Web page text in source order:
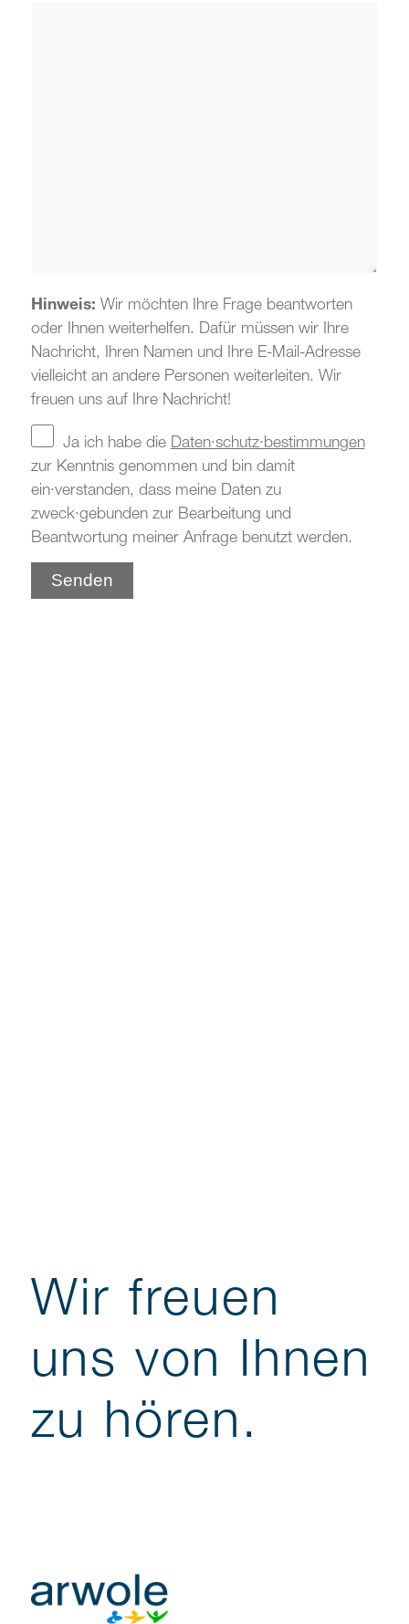
Hinweis: Wir möchten Ihre Frage beantworten
oder Ihnen weiterhelfen. Dafür müssen wir Ihre
Nachricht, Ihren Namen und Ihre E-Mail-Adresse
vielleicht an andere Personen weiterleiten. Wir
freuen uns auf Ihre Nachricht!
Ja ich habe die Daten·schutz·bestimmungen
zur Kenntnis genommen und bin damit
ein·verstanden, dass meine Daten zu
zweck·gebunden zur Bearbeitung und
Beantwortung meiner Anfrage benutzt werden.
Wir freuen
uns von Ihnen
zu hören.